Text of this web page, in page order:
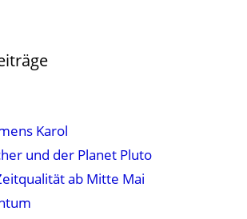
Karol
und der Planet Pluto
ab Mitte Mai